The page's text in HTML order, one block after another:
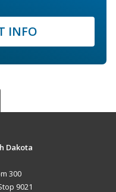
INFO
Dakota
300
9021